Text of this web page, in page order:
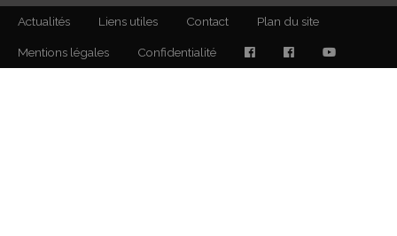
Actualités Liens utiles Contact Plan du site
Mentions légales Confidentialité